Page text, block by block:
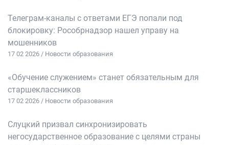
Телеграм-каналы с ответами ЕГЭ попали под
блокировку: Рособрнадзор нашел управу на
мошенников
17 02 2026 / Новости образования
«Обучение служением» станет обязательным для
старшеклассников
17 02 2026 / Новости образования
Слуцкий призвал синхронизировать
негосударственное образование с целями страны